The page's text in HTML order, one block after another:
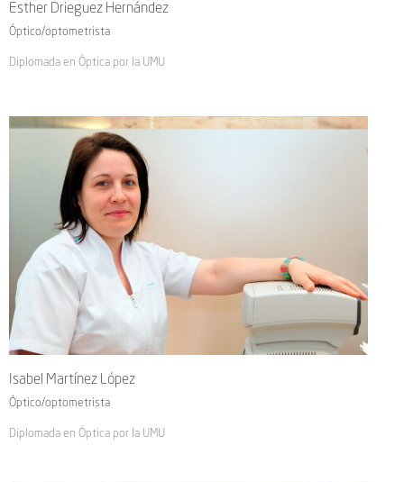
Esther Drieguez Hernández
Óptico/optometrista
Diplomada en Óptica por la UMU
Isabel Martínez López
Óptico/optometrista
Diplomada en Óptica por la UMU